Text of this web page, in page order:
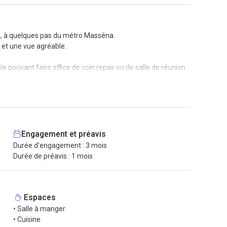
quelques pas du métro Masséna.
une vue agréable.
pouvant faire office de coin repas ou de salle de réunion.
un dépôt de garantie de 2 mois.
Engagement et préavis
Durée d'engagement : 3 mois
Durée de préavis : 1 mois
Espaces
• Salle à manger
• Cuisine